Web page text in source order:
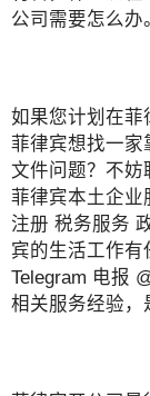
公司需要怎么办
如果您计划在
菲律宾想找一家
文件问题？不妨
菲律宾本土企业
注册 税务服务
宾的生活工作有
Telegram 电报
相关服务经验，